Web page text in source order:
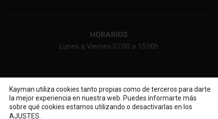
HORARIOS
Lunes a Viernes 07:00 a 15:00h
KAYMAN ONLINE, SL 2026 Web diseñada porDiseño web
Kayman utiliza cookies tanto propias como de terceros para darte
la mejor experiencia en nuestra web. Puedes informarte más
sobre qué cookies estamos utilizando o desactivarlas en los
AJUSTES